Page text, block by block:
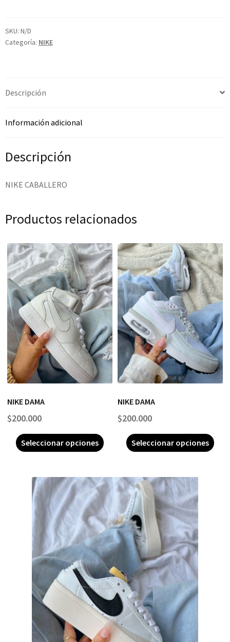
SKU: N/D
Categoría: NIKE
Descripción
Información adicional
Descripción
NIKE CABALLERO
Productos relacionados
NIKE DAMA
$200.000
Seleccionar opciones
NIKE DAMA
$200.000
Seleccionar opciones